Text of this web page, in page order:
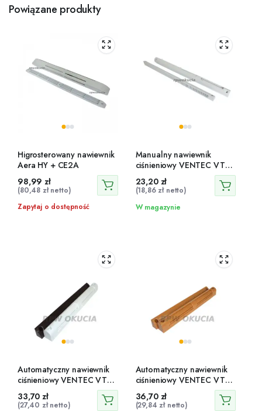
Powiązane produkty
Higrosterowany nawiewnik
Aera HY + CE2A
98,99zł
(80,48 złnetto)
Zapytaj o dostępność
Manualny nawiewnik
ciśnieniowy VENTEC VT
501
23,20 zł
(18,86 złnetto)
W magazynie
Automatyczny nawiewnik
ciśnieniowy VENTEC VT
33,70zł
(27,40 złnetto)
Automatyczny nawiewnik
ciśnieniowy VENTEC VT
36,70 zł
(29,84 złnetto)